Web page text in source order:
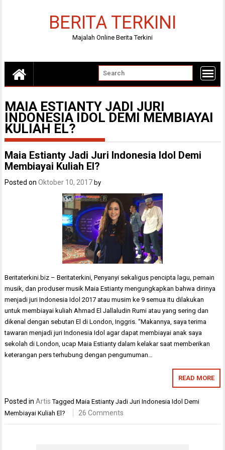
BERITA TERKINI
Majalah Online Berita Terkini
MAIA ESTIANTY JADI JURI
INDONESIA IDOL DEMI MEMBIAYAI
KULIAH EL?
Maia Estianty Jadi Juri Indonesia Idol Demi
Membiayai Kuliah El?
Posted onOktober 10, 2017 by
Beritaterkini.biz – Beritaterkini, Penyanyi sekaligus pencipta lagu, pemain
musik, dan produser musik Maia Estianty mengungkapkan bahwa dirinya
menjadi juri Indonesia Idol 2017 atau musim ke 9 semua itu dilakukan
untuk membiayai kuliah Ahmad El Jallaludin Rumi atau yang sering dan
dikenal dengan sebutan El di London, Inggris. “Makannya, saya terima
tawaran menjadi juri Indonesia Idol agar dapat membiayai anak saya
sekolah di London, ucap Maia Estianty dalam kelakar saat memberikan
keterangan pers terhubung dengan pengumuman…
READ MORE
Posted inArtis TaggedMaia Estianty Jadi Juri Indonesia Idol Demi
Membiayai Kuliah El?
26 Comments